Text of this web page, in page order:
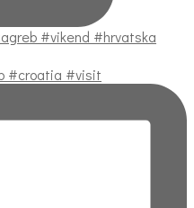
#croatia #visit